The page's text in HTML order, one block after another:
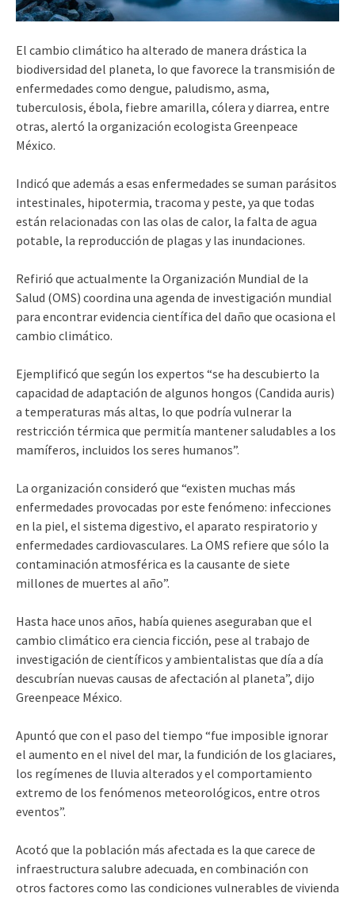
El cambio climático ha alterado de manera drástica la
biodiversidad del planeta, lo que favorece la transmisión de
enfermedades como dengue, paludismo, asma,
tuberculosis, ébola, fiebre amarilla, cólera y diarrea, entre
otras, alertó la organización ecologista Greenpeace
México.
Indicó que además a esas enfermedades se suman parásitos
intestinales, hipotermia, tracoma y peste, ya que todas
están relacionadas con las olas de calor, la falta de agua
potable, la reproducción de plagas y las inundaciones.
Refirió que actualmente la Organización Mundial de la
Salud (OMS) coordina una agenda de investigación mundial
para encontrar evidencia científica del daño que ocasiona el
cambio climático.
Ejemplificó que según los expertos “se ha descubierto la
capacidad de adaptación de algunos hongos (Candida auris)
a temperaturas más altas, lo que podría vulnerar la
restricción térmica que permitía mantener saludables a los
mamíferos, incluidos los seres humanos”.
La organización consideró que “existen muchas más
enfermedades provocadas por este fenómeno: infecciones
en la piel, el sistema digestivo, el aparato respiratorio y
enfermedades cardiovasculares. La OMS refiere que sólo la
contaminación atmosférica es la causante de siete
millones de muertes al año”.
Hasta hace unos años, había quienes aseguraban que el
cambio climático era ciencia ficción, pese al trabajo de
investigación de científicos y ambientalistas que día a día
descubrían nuevas causas de afectación al planeta”, dijo
Greenpeace México.
Apuntó que con el paso del tiempo “fue imposible ignorar
el aumento en el nivel del mar, la fundición de los glaciares,
los regímenes de lluvia alterados y el comportamiento
extremo de los fenómenos meteorológicos, entre otros
eventos”.
Acotó que la población más afectada es la que carece de
infraestructura salubre adecuada, en combinación con
otros factores como las condiciones vulnerables de vivienda